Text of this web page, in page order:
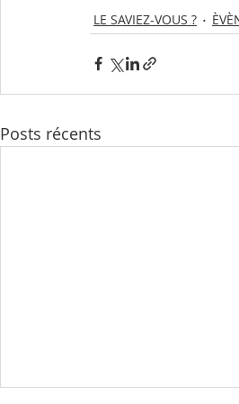
LE SAVIEZ-VOUS ?
Posts récents